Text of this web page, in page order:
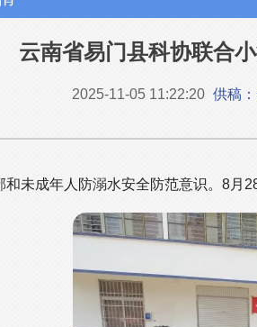
云南省易门县科协联合
2025-11-05 11:22:20 供稿
未成年人防溺水安全防范意识。8月